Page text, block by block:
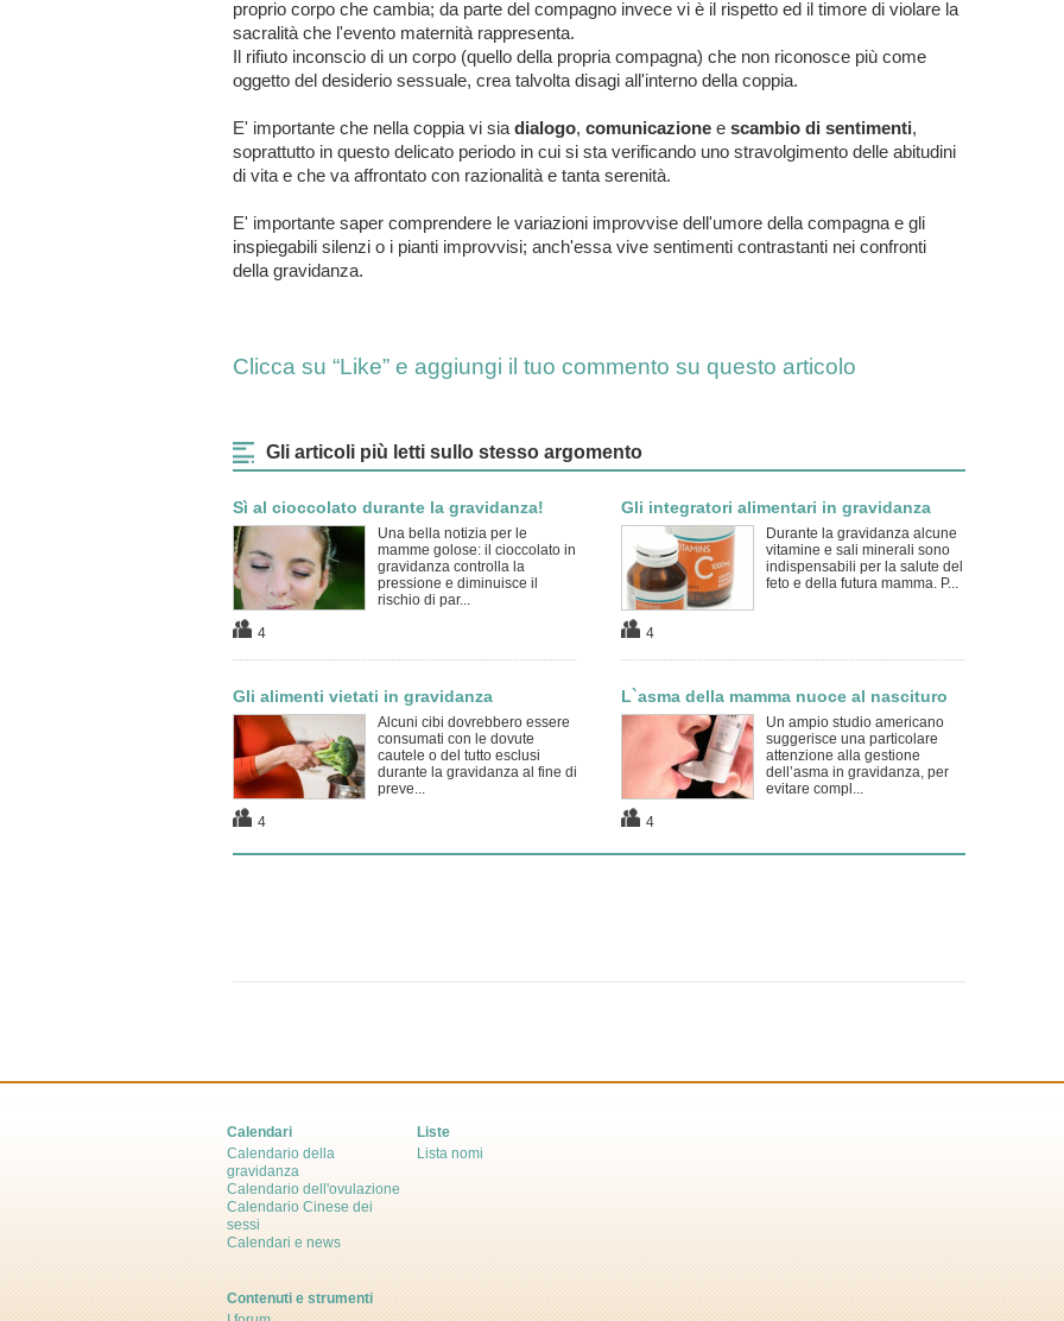
proprio corpo che cambia; da parte del compagno invece vi è il rispetto ed il timore di violare la
sacralità che l'evento maternità rappresenta.
Il rifiuto inconscio di un corpo (quello della propria compagna) che non riconosce più come
oggetto del desiderio sessuale, crea talvolta disagi all'interno della coppia.
E' importante che nella coppia vi sia dialogo, comunicazione e scambio di sentimenti,
soprattutto in questo delicato periodo in cui si sta verificando uno stravolgimento delle abitudini
di vita e che va affrontato con razionalità e tanta serenità.
E' importante saper comprendere le variazioni improvvise dell'umore della compagna e gli
inspiegabili silenzi o i pianti improvvisi; anch'essa vive sentimenti contrastanti nei confronti
della gravidanza.
Clicca su “Like” e aggiungi il tuo commento su questo articolo
Gli articoli più letti sullo stesso argomento
Sì al cioccolato durante la gravidanza!
Una bella notizia per le
mamme golose: il cioccolato in
gravidanza controlla la
pressione e diminuisce il
rischio di par...
4
Gli integratori alimentari in gravidanza
Durante la gravidanza alcune
vitamine e sali minerali sono
indispensabili per la salute del
feto e della futura mamma. P...
4
Gli alimenti vietati in gravidanza
Alcuni cibi dovrebbero essere
consumati con le dovute
cautele o del tutto esclusi
durante la gravidanza al fine di
preve...
4
L`asma della mamma nuoce al nascituro
Un ampio studio americano
suggerisce una particolare
attenzione alla gestione
dell’asma in gravidanza, per
evitare compl...
4
Calendari
Calendario della
gravidanza
Calendario dell'ovulazione
Calendario Cinese dei
sessi
Calendari e news
Liste
Lista nomi
Contenuti e strumenti